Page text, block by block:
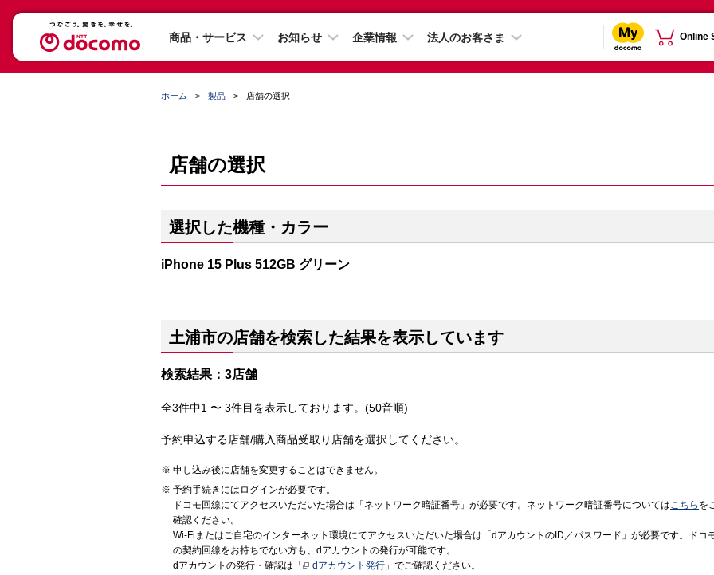
商品・サービス お知らせ 企業情報 法人のお客さま Online
ホーム 製品 店舗の選択
店舗の選択
選択した機種・カラー
iPhone 15 Plus 512GB グリーン
土浦市の店舗を検索した結果を表示しています
検索結果：3店舗
全3件中1 〜 3件目を表示しております。(50音順)
予約申込する店舗/購入商品受取り店舗を選択してください。
申し込み後に店舗を変更することはできません。
予約手続きにはログインが必要です。
ドコモ回線にてアクセスいただいた場合は「ネットワーク暗証番号」が必要です。ネットワーク暗証番号についてはこちら を
確認ください。
Wi-Fiまたはご自宅のインターネット環境にてアクセスいただいた場合は「dアカウントのID／パスワード」が必要です。ドコ
の契約回線をお持ちでない方も、dアカウントの発行が可能です。
dアカウントの発行・確認は「
dアカウント発行 」でご確認ください。